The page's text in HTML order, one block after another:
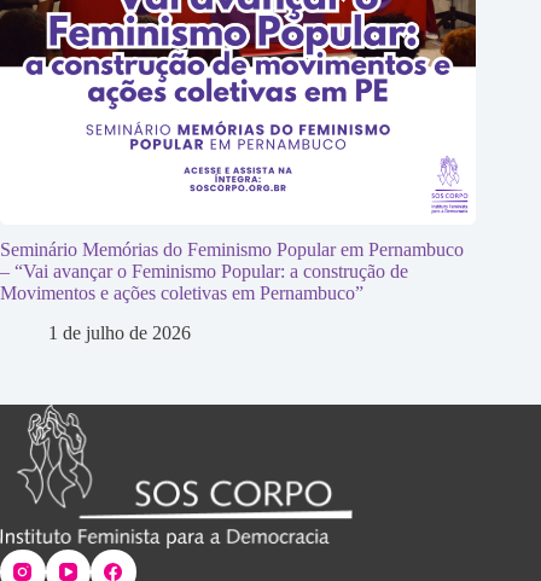
Seminário Memórias do Feminismo Popular em Pernambuco
– “Vai avançar o Feminismo Popular: a construção de
Movimentos e ações coletivas em Pernambuco”
1 de julho de 2026